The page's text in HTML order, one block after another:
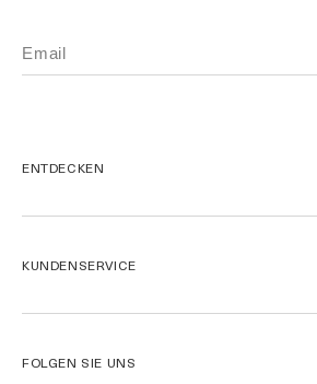
ENTDECKEN
Unsere Inhaltsstoffe
Meine Bestellung verfolgen
KUNDENSERVICE
Rücksendungen
FOLGEN SIE UNS